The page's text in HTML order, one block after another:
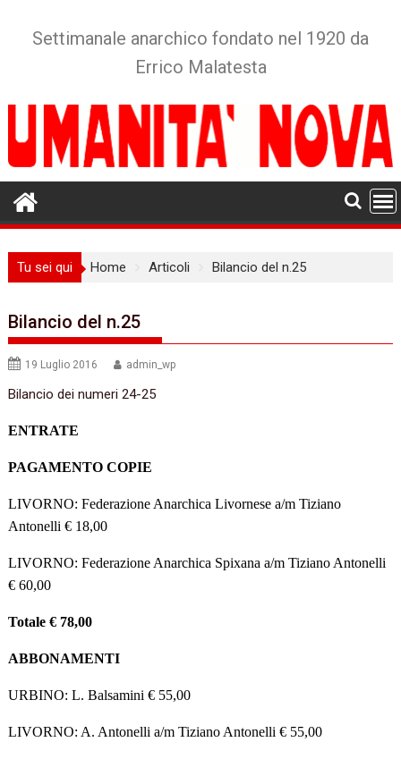
Settimanale anarchico fondato nel 1920 da
Errico Malatesta
Tu sei qui Home Articoli Bilancio del n.25
Bilancio del n.25
19 Luglio 2016 admin_wp
Bilancio dei numeri 24-25
ENTRATE
PAGAMENTO COPIE
LIVORNO: Federazione Anarchica Livornese a/m Tiziano
Antonelli € 18,00
LIVORNO: Federazione Anarchica Spixana a/m Tiziano Antonelli
€ 60,00
Totale € 78,00
ABBONAMENTI
URBINO: L. Balsamini € 55,00
LIVORNO: A. Antonelli a/m Tiziano Antonelli € 55,00